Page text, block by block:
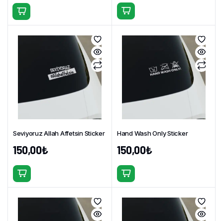
Bu
ürünün
ürün
Bu
ürünün
varyasyonu
ürün
Seviyoruz Allah Affetsin Sticker
150,00₺
Bu
ürünün
Hand Wash Only Sticker
150,00₺
Bu
ürünün